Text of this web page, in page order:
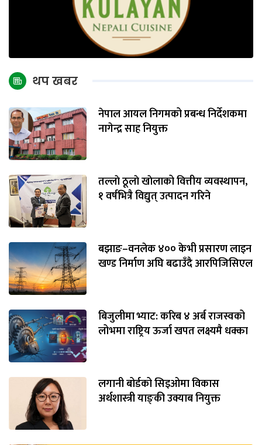
थप खबर
नेपाल आयल निगमको प्रबन्ध निर्देशकमा
नागेन्द्र साह नियुक्त
तल्लाे ठूलाे खाेलाको वित्तीय व्यवस्थापन,
१ वर्षभित्रै विद्युत् उत्पादन गरिने
बझाङ–वनलेक ४०० केभी प्रसारण लाइन
खण्ड निर्माण अघि बढाउँदै आरपिजिसिएल
बिजुलीमा भ्याट: करिब ४ अर्ब राजस्वको
लोभमा राष्ट्रिय ऊर्जा खपत लक्ष्यमै धक्का
लगानी बोर्डको सिइओमा विकास
अर्थशास्त्री याङ्‌की उक्याब नियुक्त